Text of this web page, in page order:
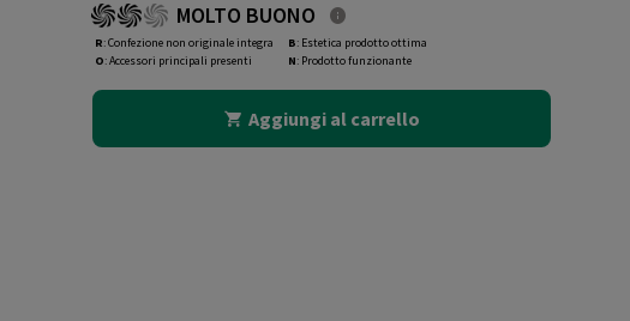
MOLTO BUONO
R: Confezione non originale integra
O: Accessori principali presenti
B: Estetica prodotto ottima
N: Prodotto funzionante
Aggiungi al carrello